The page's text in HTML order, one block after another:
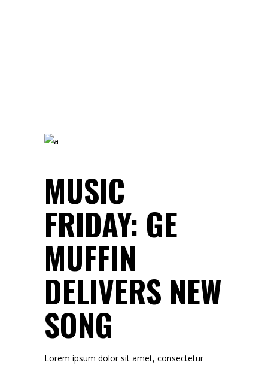
MUSIC
FRIDAY: GE
MUFFIN
DELIVERS NEW
SONG
Lorem ipsum dolor sit amet, consectetur